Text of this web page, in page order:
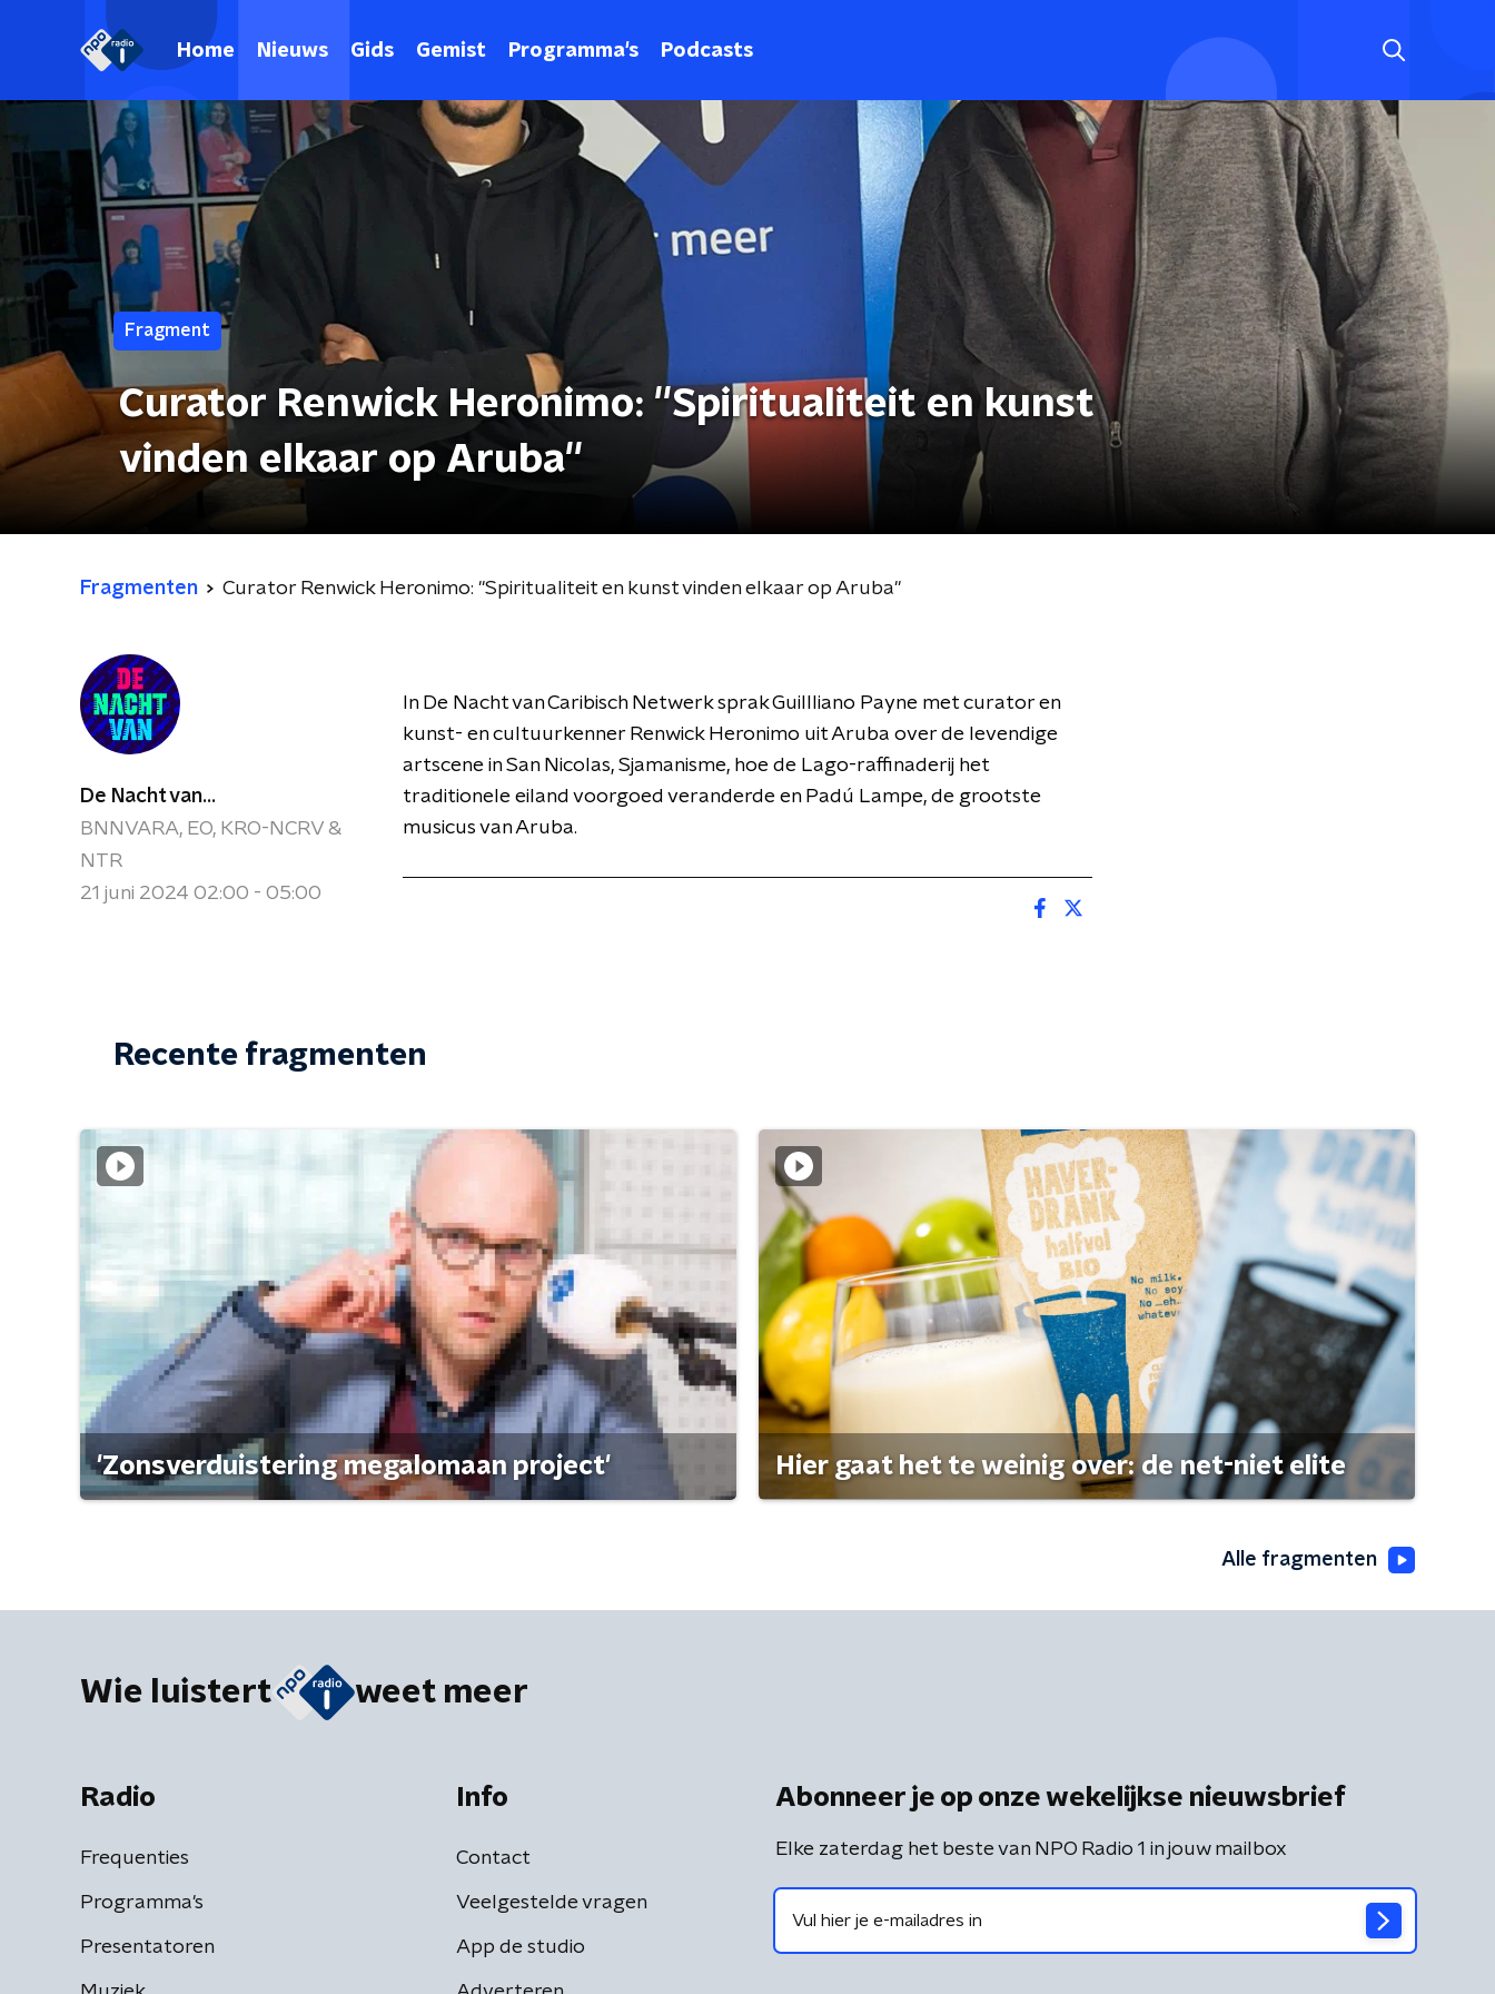
Home Nieuws Gids Gemist Programma's Podcasts
Fragment
Curator Renwick Heronimo: ''Spiritualiteit en kunst
vinden elkaar op Aruba''
Fragmenten Curator Renwick Heronimo: ''Spiritualiteit en kunst vinden elkaar op Aruba''
De Nacht van...
BNNVARA, EO, KRO-NCRV &
NTR
21 juni 2024 02:00 - 05:00
In De Nacht van Caribisch Netwerk sprak Guillliano Payne met curator en
kunst- en cultuurkenner Renwick Heronimo uit Aruba over de levendige
artscene in San Nicolas, Sjamanisme, hoe de Lago-raffinaderij het
traditionele eiland voorgoed veranderde en Padú Lampe, de grootste
musicus van Aruba.
Recente fragmenten
'Zonsverduistering megalomaan project' Hier gaat het te weinig over: de net-niet elite
Alle fragmenten
Wie luistert weet meer
Radio
Frequenties
Programma's
Presentatoren
Info
Contact
Veelgestelde vragen
App de studio
Abonneer je op onze wekelijkse nieuwsbrief
Elke zaterdag het beste van NPO Radio 1 in jouw mailbox